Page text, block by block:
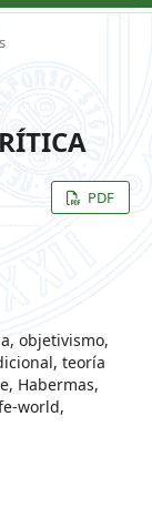
PDF
objetivismo,
teoría
Habermas,
world,